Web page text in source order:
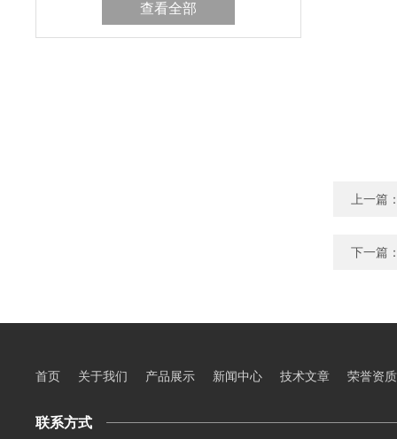
查看全部
上一篇
下一篇
首页 关于我们 产品展示 新闻中心 技术文章 荣誉资质
联系方式